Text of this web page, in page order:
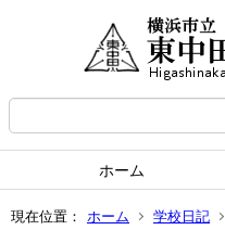
ホーム
現在位置： ホーム 学校日記